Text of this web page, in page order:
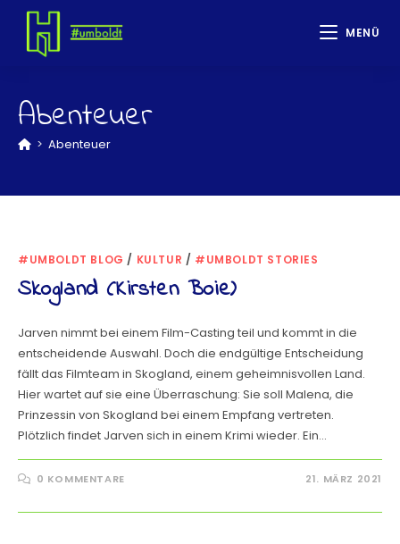
MENÜ
Abenteuer
> Abenteuer
#UMBOLDT BLOG / KULTUR / #UMBOLDT STORIES
Skogland (Kirsten Boie)
Jarven nimmt bei einem Film-Casting teil und kommt in die
entscheidende Auswahl. Doch die endgültige Entscheidung
fällt das Filmteam in Skogland, einem geheimnisvollen Land.
Hier wartet auf sie eine Überraschung: Sie soll Malena, die
Prinzessin von Skogland bei einem Empfang vertreten.
Plötzlich findet Jarven sich in einem Krimi wieder. Ein…
0 KOMMENTARE 21. MÄRZ 2021